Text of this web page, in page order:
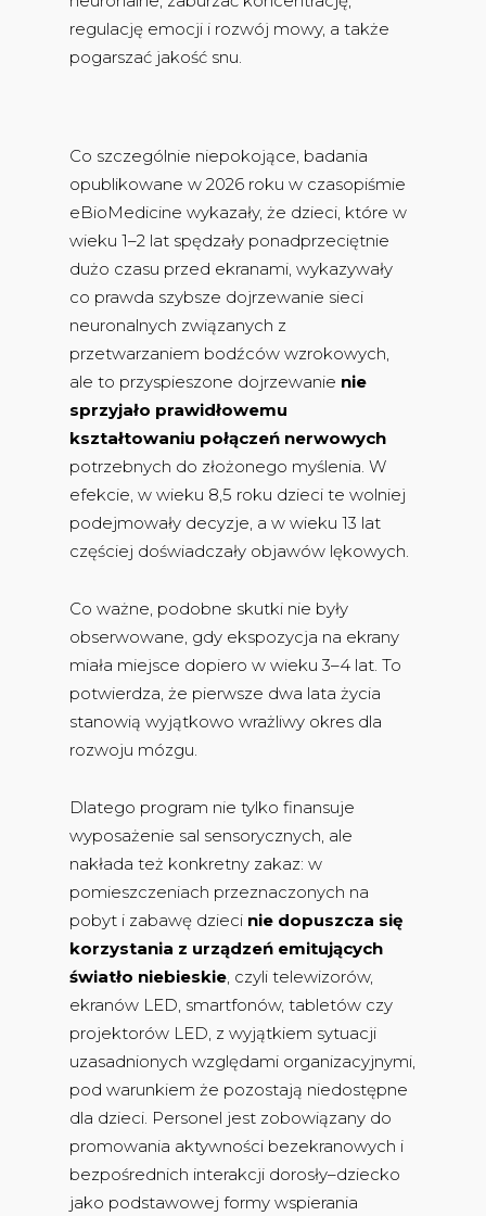
regulację emocji i rozwój mowy, a także
pogarszać jakość snu.
Co szczególnie niepokojące, badania
opublikowane w 2026 roku w czasopiśmie
eBioMedicine wykazały, że dzieci, które w
wieku 1–2 lat spędzały ponadprzeciętnie
dużo czasu przed ekranami, wykazywały
co prawda szybsze dojrzewanie sieci
neuronalnych związanych z
przetwarzaniem bodźców wzrokowych,
ale to przyspieszone dojrzewanie nie
sprzyjało prawidłowemu
kształtowaniu połączeń nerwowych
potrzebnych do złożonego myślenia. W
efekcie, w wieku 8,5 roku dzieci te wolniej
podejmowały decyzje, a w wieku 13 lat
częściej doświadczały objawów lękowych.
Co ważne, podobne skutki nie były
obserwowane, gdy ekspozycja na ekrany
miała miejsce dopiero w wieku 3–4 lat. To
potwierdza, że pierwsze dwa lata życia
stanowią wyjątkowo wrażliwy okres dla
rozwoju mózgu.
Dlatego program nie tylko finansuje
wyposażenie sal sensorycznych, ale
nakłada też konkretny zakaz: w
pomieszczeniach przeznaczonych na
pobyt i zabawę dzieci nie dopuszcza się
korzystania z urządzeń emitujących
światło niebieskie, czyli telewizorów,
ekranów LED, smartfonów, tabletów czy
projektorów LED, z wyjątkiem sytuacji
uzasadnionych względami organizacyjnymi,
pod warunkiem że pozostają niedostępne
dla dzieci. Personel jest zobowiązany do
promowania aktywności bezekranowych i
bezpośrednich interakcji dorosły–dziecko
jako podstawowej formy wspierania